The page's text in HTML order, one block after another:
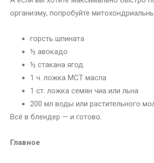
организму, попробуйте
горсть шпината
½ авокадо
½ стакана ягод
1 ч. ложка МСТ масла
1 ст. ложка семян чиа или льна
200 мл воды или растительного
Всё в блендер — и готово.
Главное